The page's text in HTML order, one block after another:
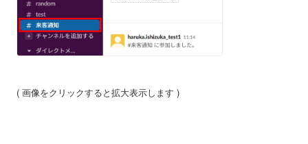
( 画像をクリックすると拡大表示します )